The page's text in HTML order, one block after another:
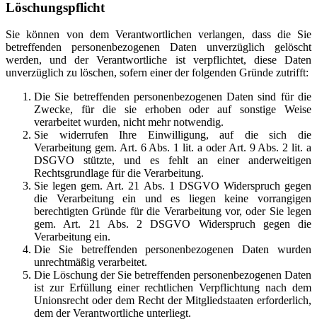
Löschungspflicht
Sie können von dem Verantwortlichen verlangen, dass die Sie
betreffenden personenbezogenen Daten unverzüglich gelöscht
werden, und der Verantwortliche ist verpflichtet, diese Daten
unverzüglich zu löschen, sofern einer der folgenden Gründe zutrifft:
Die Sie betreffenden personenbezogenen Daten sind für die
Zwecke, für die sie erhoben oder auf sonstige Weise
verarbeitet wurden, nicht mehr notwendig.
Sie widerrufen Ihre Einwilligung, auf die sich die
Verarbeitung gem. Art. 6 Abs. 1 lit. a oder Art. 9 Abs. 2 lit. a
DSGVO stützte, und es fehlt an einer anderweitigen
Rechtsgrundlage für die Verarbeitung.
Sie legen gem. Art. 21 Abs. 1 DSGVO Widerspruch gegen
die Verarbeitung ein und es liegen keine vorrangigen
berechtigten Gründe für die Verarbeitung vor, oder Sie legen
gem. Art. 21 Abs. 2 DSGVO Widerspruch gegen die
Verarbeitung ein.
Die Sie betreffenden personenbezogenen Daten wurden
unrechtmäßig verarbeitet.
Die Löschung der Sie betreffenden personenbezogenen Daten
ist zur Erfüllung einer rechtlichen Verpflichtung nach dem
Unionsrecht oder dem Recht der Mitgliedstaaten erforderlich,
dem der Verantwortliche unterliegt.